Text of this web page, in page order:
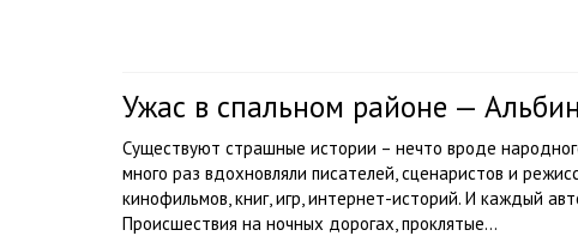
Ужас в спальном районе —
Существуют страшные истории – нечто вроде
много раз вдохновляли писателей, сценаристов и
кинофильмов, книг, игр, интернет-историй. И каждый
Происшествия на ночных дорогах, проклятые...